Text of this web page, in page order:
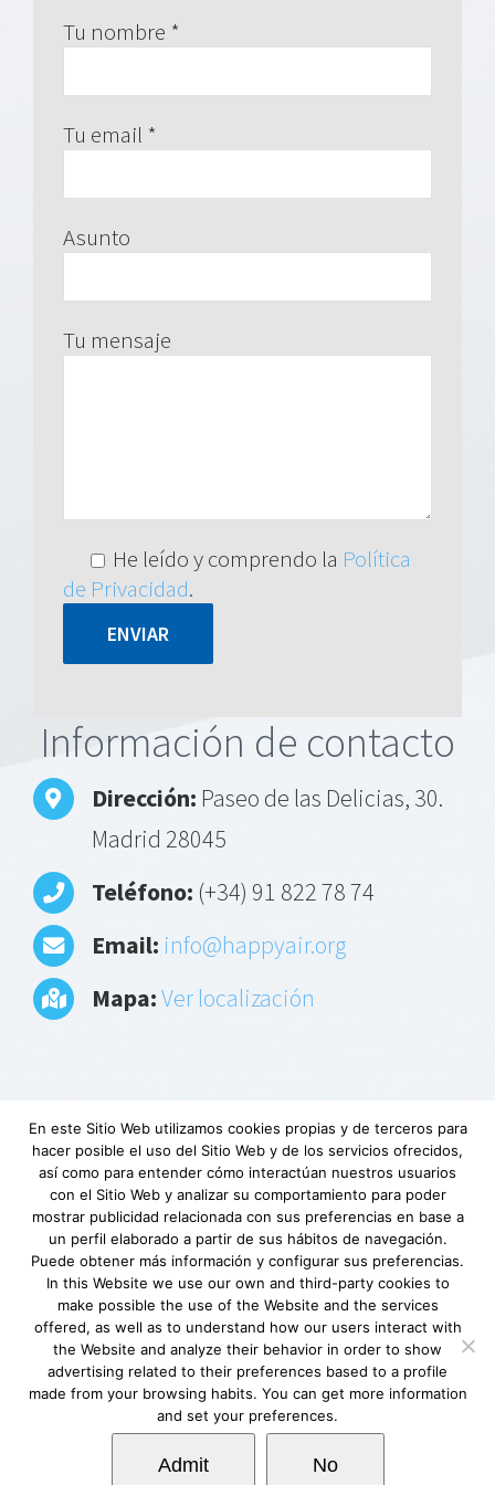
Tu nombre *
Tu email *
Asunto
Tu mensaje
He leído y comprendo la Política
de Privacidad.
Información de contacto
Dirección: Paseo de las Delicias, 30.
Madrid 28045
Teléfono: (+34) 91 822 78 74
Email: info@happyair.org
Mapa:Ver localización
Aviso Legal |Política de privacidad|Descargo
de responsabilidad|Requerimientos
mínimos|Fundación Lovexair|Terminos de
servicio| Copyright © Lovexair
En este Sitio Web utilizamos cookies propias y de terceros para
hacer posible el uso del Sitio Web y de los servicios ofrecidos,
así como para entender cómo interactúan nuestros usuarios
con el Sitio Web y analizar su comportamiento para poder
mostrar publicidad relacionada con sus preferencias en base a
un perfil elaborado a partir de sus hábitos de navegación.
Puede obtener más información y configurar sus preferencias.
In this Website we use our own and third-party cookies to
make possible the use of the Website and the services
offered, as well as to understand how our users interact with
the Website and analyze their behavior in order to show
advertising related to their preferences based to a profile
made from your browsing habits. You can get more information
and set your preferences.
Admit No